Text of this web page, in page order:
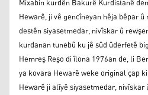
Mixabin kurdên Bakurê Kurdistanê
Hewarê, ji vê gencîneyan hêja bêpar
destên siyasetmedar, nivîskar û
kurdanan tunebû ku jê sûd ûderfetê
Hemreş Reşo di îlona 1976an de, li
ya kovara Hewarê weke original çap
Hewarê ji alîyê siyasetmedar,